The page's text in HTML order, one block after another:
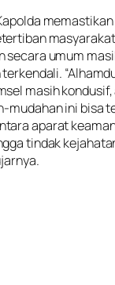
secara umum
masih
mudahan ini bisa
aparat
tindak